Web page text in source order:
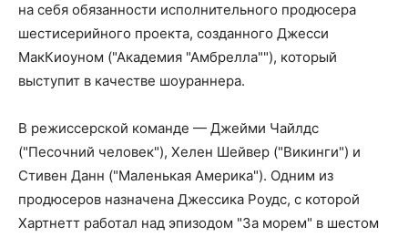
на себя обязанности исполнительного продюсера
шестисерийного проекта, созданного Джесси
МакКиоуном ("Академия "Амбрелла""), который
выступит в качестве шоураннера.
В режиссерской команде — Джейми Чайлдс
("Песочний человек"), Хелен Шейвер ("Викинги") и
Стивен Данн ("Маленькая Америка"). Одним из
продюсеров назначена Джессика Роудс, с которой
Хартнетт работал над эпизодом "За морем" в шестом